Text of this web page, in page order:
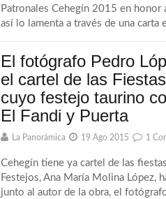
Patronales Cehegín 2015 en honor
así lo lamenta a través de una carta
El fotógrafo Pedro
el cartel de las
cuyo festejo taurino
El Fandi y Puerta
La Panorámica 19 Ago 2015 1
Cehegín tiene ya cartel de las
Festejos, Ana María Molina López,
junto al autor de la obra, el